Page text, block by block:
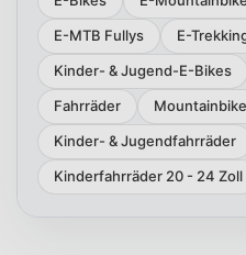
E-MTB Fullys
E-
Kinder- & Jugend-E-Bikes
Fahrräder
Kinder- & Jugendfahrräder
Kinderfahrräder 20 - 24 Zoll